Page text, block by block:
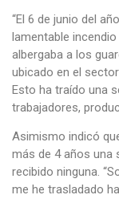
“El 6 de junio del
lamentable
albergaba a los
ubicado en el
Esto ha traído una
trabajadores,
Asimismo indicó
más de 4 años una
recibido ninguna.
me he trasladado